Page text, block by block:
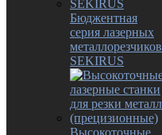
Бюджентная
серия лазерных
металлорезчиков
SEKIRUS
Высокоточные